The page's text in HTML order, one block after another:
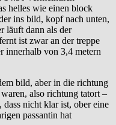
helles wie einen block
ins bild, kopf nach unten,
läuft dann als der
ist zwar an der treppe
innerhalb von 3,4 metern
bild, aber in die richtung
also richtung tatort –
nicht klar ist, ober eine
passantin hat